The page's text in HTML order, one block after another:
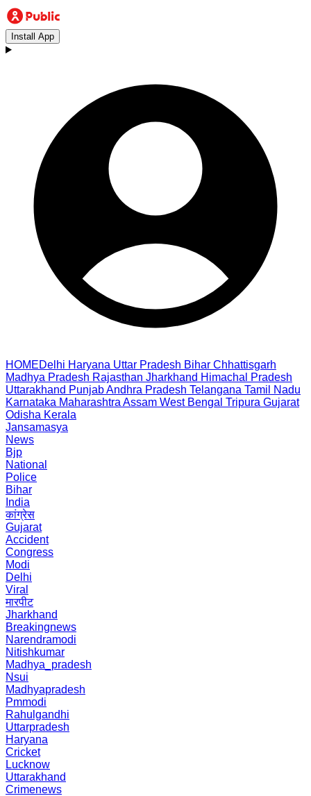
Install App
HOMEDelhi Haryana Uttar Pradesh Bihar Chhattisgarh
Madhya Pradesh Rajasthan Jharkhand Himachal Pradesh
Uttarakhand PunjabAndhra Pradesh Telangana Tamil Nadu
Karnataka Maharashtra Assam West Bengal Tripura Gujarat
Odisha Kerala
Jansamasya
News
Bjp
National
Police
Bihar
India
कांग्रेस
Gujarat
Accident
Congress
Modi
Delhi
Viral
मारपीट
Jharkhand
Breakingnews
Narendramodi
Nitishkumar
Madhya_pradesh
Nsui
Madhyapradesh
Pmmodi
Rahulgandhi
Uttarpradesh
Haryana
Cricket
Lucknow
Uttarakhand
Crimenews